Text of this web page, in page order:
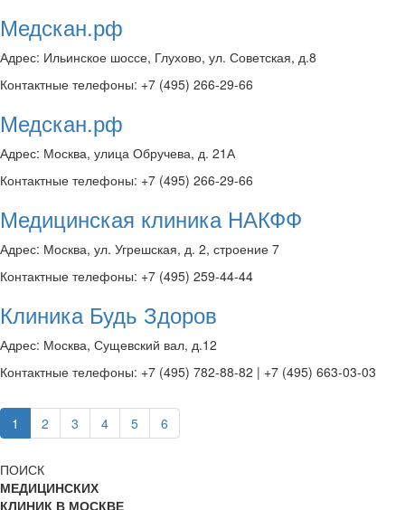
Медскан.рф
Адрес: Ильинское шоссе, Глухово, ул. Советская, д.8
Контактные телефоны: +7 (495) 266-29-66
Медскан.рф
Адрес: Москва, улица Обручева, д. 21А
Контактные телефоны: +7 (495) 266-29-66
Медицинская клиника НАКФФ
Адрес: Москва, ул. Угрешская, д. 2, строение 7
Контактные телефоны: +7 (495) 259-44-44
Клиника Будь Здоров
Адрес: Москва, Сущевский вал, д.12
Контактные телефоны: +7 (495) 782-88-82 | +7 (495) 663-03-03
1 2 3 4 5 6
ПОИСК
МЕДИЦИНСКИХ
КЛИНИК В МОСКВЕ